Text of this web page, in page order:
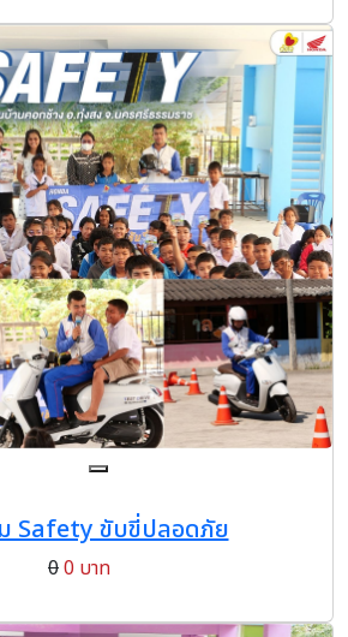
Safety ขับขี่ปลอดภัย
00 บาท